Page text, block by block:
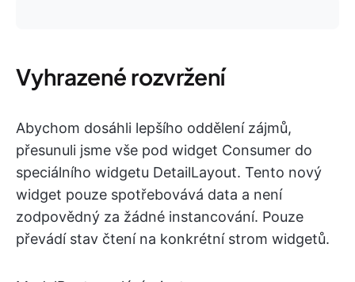
Vyhrazené rozvržení
Abychom dosáhli lepšího oddělení zájmů,
přesunuli jsme vše pod widget Consumer do
speciálního widgetu DetailLayout. Tento nový
widget pouze spotřebovává data a není
zodpovědný za žádné instancování. Pouze
převádí stav čtení na konkrétní strom widgetů.